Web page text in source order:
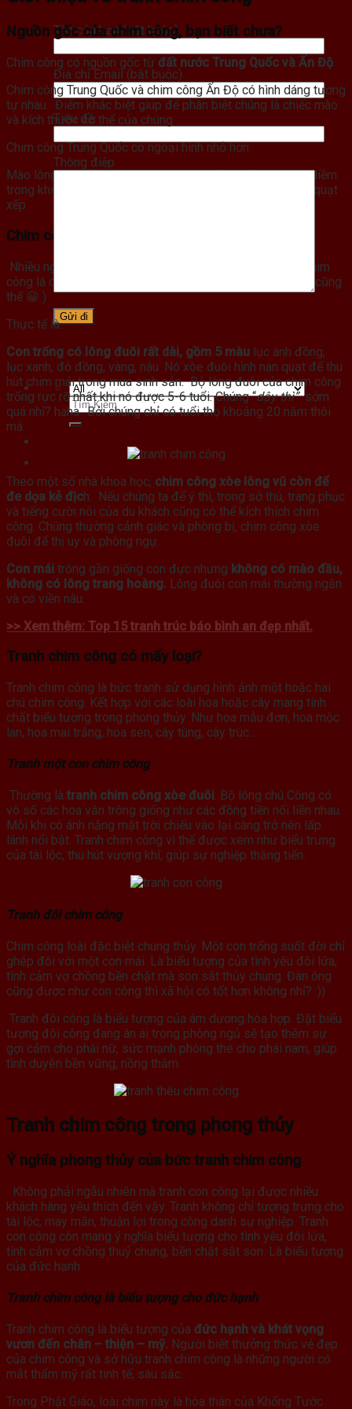
Tên của bạn (bắt buộc)
Địa chỉ Email (bắt buộc)
Tiêu đề:
Thông điệp
Nguồn gốc của chim công, bạn biết chưa?
Chim công có nguồn gốc từ đất nước Trung Quốc và Ấn Độ.
Chim công Trung Quốc và chim công Ấn Độ có hình dáng tương
tự nhau. Điểm khác biệt giúp để phân biệt chúng là chiếc mào
và kích thước cơ thể của chúng
Chim công Trung Quốc có ngoại hình nhỏ hơn
Mào lông trên đầu chim công Trung Quốc giống như lưỡi liềm
trong khi mào lông chim công Ấn Độ thì xòe ra như chiếc quạt
xếp.
Chim công xòe đuôi là trống hay mái?
Nhiều người vẫn lầm tưởng bộ lông xòe tuyệt đẹp của chim
công là con mái. Vì con mái thường điệu hơn mà (Con gái cũng
thế 😀 )
Thực tế là…
Con trống có lông đuôi rất dài, gồm 5 màu lục ánh đồng,
lục xanh, đỏ đồng, vàng, nâu. Nó xòe đuôi hình nan quạt để thu
hút chim mái trong mùa sinh sản. Bộ lông đuôi của chim công
trống rực rỡ nhất khi nó được 5-6 tuổi. Chúng “dậy thì”sớm
quá nhỉ? haha…Bởi chúng chỉ có tuổi thọ khoảng 20 năm thôi
mà.
Theo một số nhà khoa học, chim công xòe lông vũ còn để
đe dọa kẻ địch. Nếu chúng ta để ý thì, trong sở thú, trang phục
và tiếng cười nói của du khách cũng có thể kích thích chim
công. Chúng thường cảnh giác và phòng bị, chim công xòe
đuôi để thị uy và phòng ngự.
Con mái trông gần giống con đực nhưng không có mào đầu,
không có lông trang hoàng. Lông đuôi con mái thường ngắn
và có viền nâu.
>> Xem thêm: Top 15 tranh trúc báo bình an đẹp nhất.
Tranh chim công có mấy loại?
Tranh chim công là bức tranh sử dụng hình ảnh một hoặc hai
chú chim công. Kết hợp với các loài hoa hoặc cây mang tính
chất biểu tượng trong phong thủy. Như hoa mẫu đơn, hoa mộc
lan, hoa mai trắng, hoa sen, cây tùng, cây trúc…
Tranh một con chim công
Thường là tranh chim công xòe đuôi. Bộ lông chú Công có
vô số các hoa văn trông giống như các đồng tiền nối liền nhau.
Mỗi khi có ánh nắng mặt trời chiếu vào lại càng trở nên lấp
lánh nổi bật. Tranh chim công vì thế được xem như biểu trưng
của tài lộc, thu hút vượng khí, giúp sự nghiệp thăng tiến.
Tranh đôi chim công
Chim công loài đặc biệt chung thủy. Một con trống suốt đời chỉ
ghép đôi với một con mái. Là biểu tượng của tình yêu đôi lứa,
tình cảm vợ chồng bền chặt mà son sắt thủy chung. Đàn ông
cũng được như con công thì xã hội có tốt hơn không nhỉ? :))
Tranh đôi công là biểu tượng của âm dương hòa hợp. Đặt biểu
tượng đôi công đang ân ái trong phòng ngủ sẽ tạo thêm sự
gợi cảm cho phái nữ, sức mạnh phòng the cho phái nam, giúp
tình duyên bền vững, nồng thắm.
Tranh chim công trong phong thủy
Ý nghĩa phong thủy của bức tranh chim công
Không phải ngẫu nhiên mà tranh con công lại được nhiều
khách hàng yêu thích đến vậy. Tranh không chỉ tượng trưng cho
tài lộc, may mắn, thuận lợi trong công danh sự nghiệp. Tranh
con công còn mang ý nghĩa biểu tượng cho tình yêu đôi lứa,
tình cảm vợ chồng thuỷ chung, bền chặt sắt son. Là biểu tượng
của đức hạnh.
Tranh chim công là biểu tượng cho đức hạnh
Tranh chim công là biểu tượng của đức hạnh và khát vọng
vươn đến chân – thiện – mỹ. Người biết thưởng thức vẻ đẹp
của chim công và sở hữu tranh chim công là những người có
mắt thẩm mỹ rất tinh tế, sâu sắc.
Trong Phật Giáo, loài chim này là hóa thân của Khổng Tước